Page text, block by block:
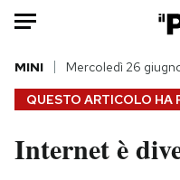
HOME
Italia
QUESTO ARTICOLO HA
MINI Mercoledì 26
Internet è